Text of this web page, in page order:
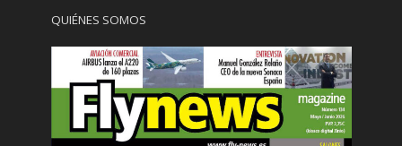
QUIÉNES SOMOS